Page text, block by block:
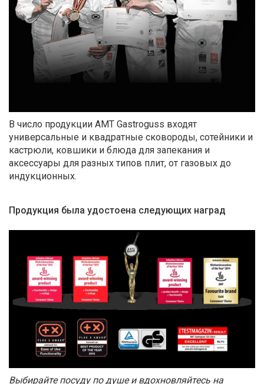
В число продукции AMT Gastroguss входят
универсальные и квадратные сковороды, сотейники и
кастрюли, ковшики и блюда для запекания и
аксессуары для разных типов плит, от газовых до
индукционных.
Продукция была удостоена следующих наград
Выбирайте посуду по душе и вдохновляйтесь на